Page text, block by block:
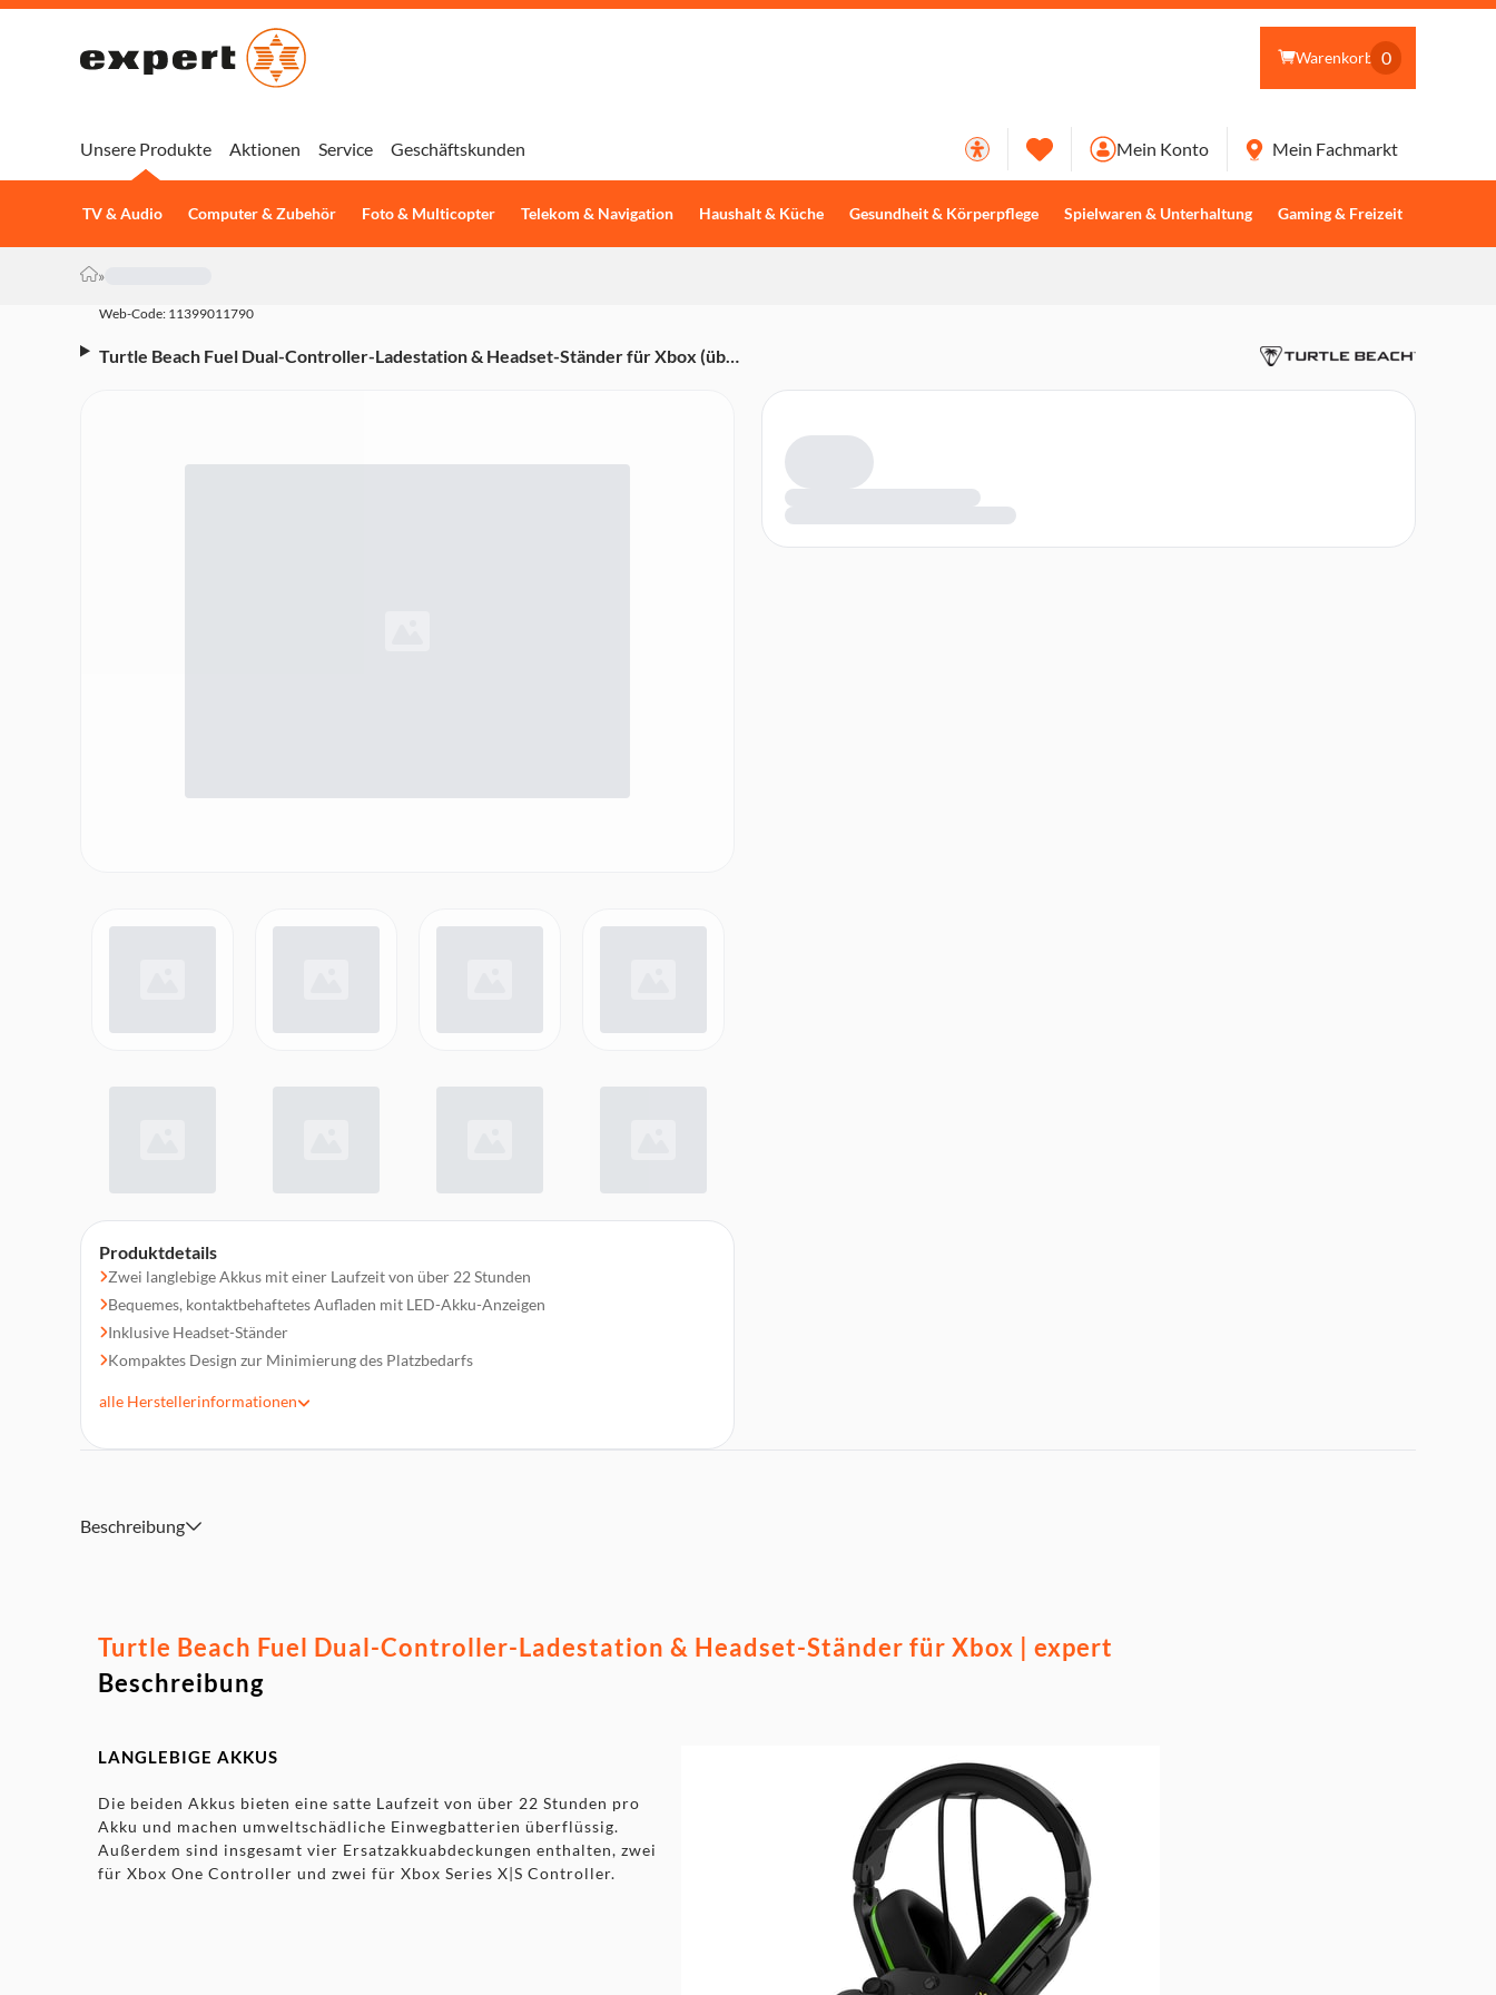
Warenkorb 0
Unsere Produkte
TV & Audio Computer & Zubehör Foto & Multicopter Telekom & Navigation Haushalt & Küche Gesundheit & Körperpflege Spielwaren & Unterhaltung Gaming & Freizeit
Aktionen Service Geschäftskunden Mein Konto Mein Fachmarkt
»
Web-Code: 11399011790
Turtle Beach Fuel Dual-Controller-Ladestation & Headset-Ständer für Xbox (über
Produktdetails
Zwei langlebige Akkus mit einer Laufzeit von über 22 Stunden
Bequemes, kontaktbehaftetes Aufladen mit LED-Akku-Anzeigen
Inklusive Headset-Ständer
Kompaktes Design zur Minimierung des Platzbedarfs
alle Herstellerinformationen
Beschreibung
Turtle Beach Fuel Dual-Controller-Ladestation & Headset-Ständer für Xbox | expert
Beschreibung
LANGLEBIGE AKKUS
Die beiden Akkus bieten eine satte Laufzeit von über 22 Stunden pro
Akku und machen umweltschädliche Einwegbatterien überflüssig.
Außerdem sind insgesamt vier Ersatzakkuabdeckungen enthalten, zwei
für Xbox One Controller und zwei für Xbox Series X|S Controller.